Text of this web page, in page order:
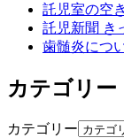
託児室の空
託児新聞 き
歯髄炎につ
カテゴリー
カテゴリー